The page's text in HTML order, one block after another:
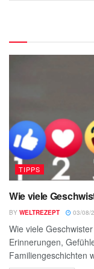
TIPPS
Wie viele
BY WELTREZEPT 03/08/
Wie viele
Erinnerungen,
Familiengeschichten